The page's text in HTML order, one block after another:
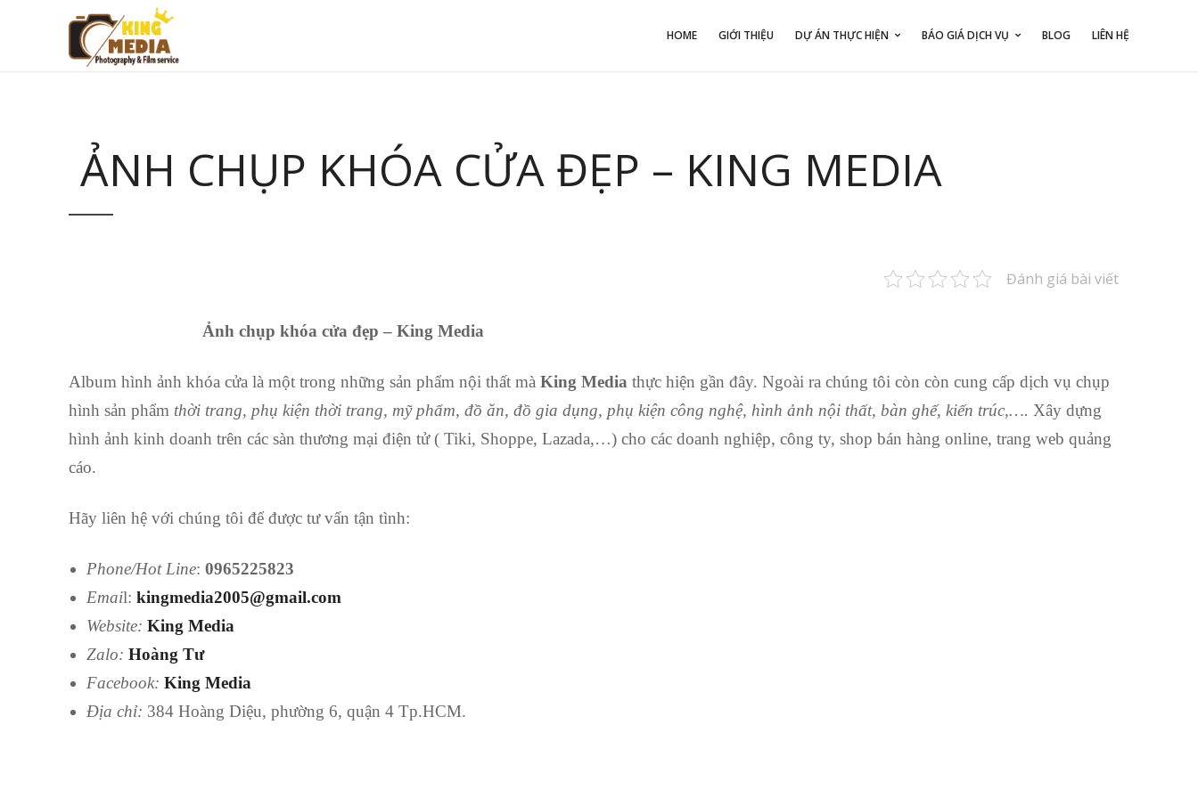
HOME GIỚI THIỆU DỰ ÁN THỰC HIỆN BÁO GIÁ DỊCH VỤ BLOG LIÊN HỆ
ẢNH CHỤP KHÓA CỬA ĐẸP – KING MEDIA
Đánh giá bài viết
Ảnh chụp khóa cửa đẹp – King Media
Album hình ảnh khóa cửa là một trong những sản phẩm nội thất mà King Media thực hiện gần đây. Ngoài ra chúng tôi còn còn cung cấp dịch vụ chụp
hình sản phẩm thời trang, phụ kiện thời trang, mỹ phẩm, đồ ăn, đồ gia dụng, phụ kiện công nghệ, hình ảnh nội thất, bàn ghế, kiến trúc,…. Xây dựng
hình ảnh kinh doanh trên các sàn thương mại điện tử ( Tiki, Shoppe, Lazada,…) cho các doanh nghiệp, công ty, shop bán hàng online, trang web quảng
cáo.
Hãy liên hệ với chúng tôi để được tư vấn tận tình:
Phone/Hot Line: 0965225823
Email: kingmedia2005@gmail.com
Website: King Media
Zalo: Hoàng Tư
Facebook: King Media
Địa chỉ: 384 Hoàng Diệu, phường 6, quận 4 Tp.HCM.